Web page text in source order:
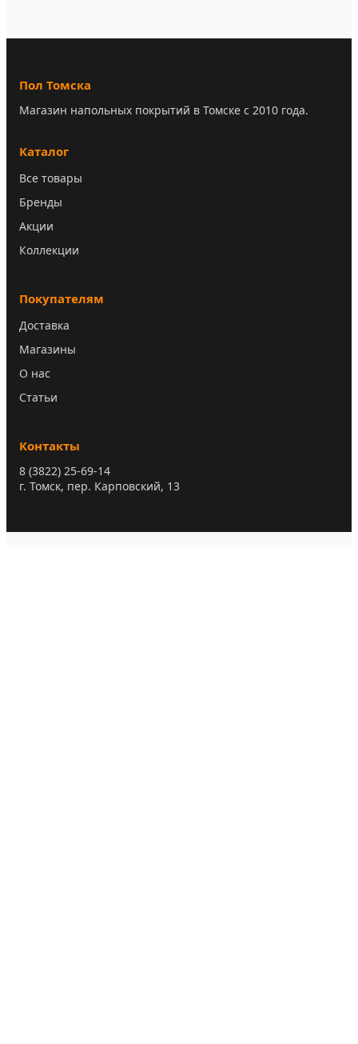
Пол Томска
Магазин напольных покрытий в Томске с 2010 года.
Каталог
Все товары
Бренды
Акции
Коллекции
Покупателям
Доставка
Магазины
О нас
Статьи
Контакты
8 (3822) 25-69-14
г. Томск, пер. Карповский, 13